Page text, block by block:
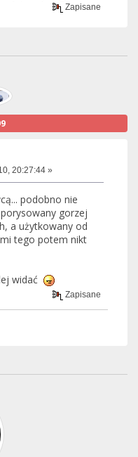
Zapisane
20:27:44 »
podobno nie
gorzej
a użytkowany od
tego potem nikt
widać
Zapisane